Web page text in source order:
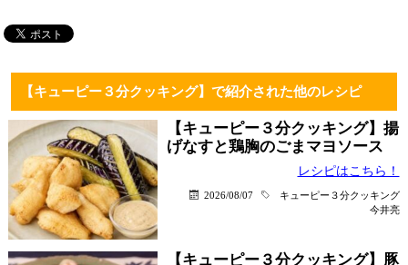
【キューピー３分クッキング】で紹介された他のレシピ
【キューピー３分クッキング】揚
げなすと鶏胸のごまマヨソース
レシピはこちら！
2026/08/07
キューピー３分クッキング
今井亮
【キューピー３分クッキング】豚